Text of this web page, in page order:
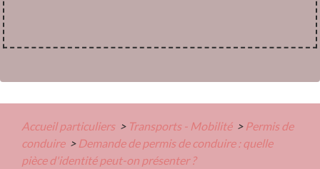
Accueil particuliers > Transports - Mobilité > Permis de
conduire > Demande de permis de conduire : quelle
pièce d'identité peut-on présenter ?